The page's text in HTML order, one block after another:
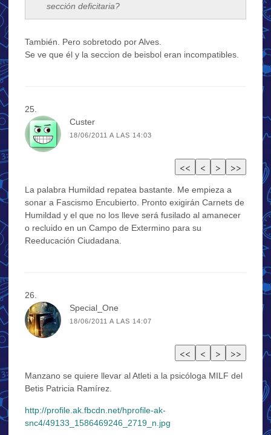
sección deficitaria?
También. Pero sobretodo por Alves.
Se ve que él y la seccion de beisbol eran incompatibles.
Custer
18/06/2011 A LAS 14:03
La palabra Humildad repatea bastante. Me empieza a
sonar a Fascismo Encubierto. Pronto exigirán Carnets de
Humildad y el que no los lleve será fusilado al amanecer
o recluido en un Campo de Extermino para su
Reeducación Ciudadana.
Special_One
18/06/2011 A LAS 14:07
Manzano se quiere llevar al Atleti a la psicóloga MILF del
Betis Patricia Ramírez.
http://profile.ak.fbcdn.net/hprofile-ak-
snc4/49133_1586469246_2719_n.jpg